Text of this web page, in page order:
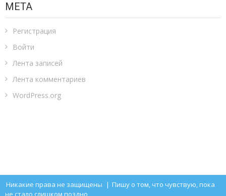
МЕТА
Регистрация
Войти
Лента записей
Лента комментариев
WordPress.org
Никакие права не защищены | Пишу о том, что чувствую, пока
не стало слишком поздно